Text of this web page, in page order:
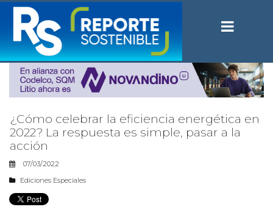
¿Cómo celebrar la eficiencia energética en
2022? La respuesta es simple, pasar a la
acción
07/03/2022
Ediciones Especiales